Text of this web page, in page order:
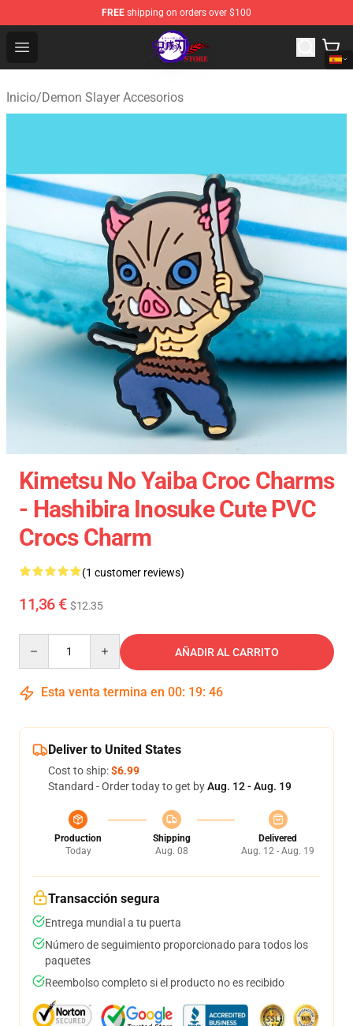
FREE shipping on orders over $100
Open menu
Kimetsu no Yaiba Store - Official Kimetsu no Yaiba
Inicio/Demon Slayer Accesorios
Kimetsu No Yaiba Croc Charms
- Hashibira Inosuke Cute PVC
Crocs Charm
(1 customer reviews)
11,36 € $12.35
AÑADIR AL CARRITO
Esta venta termina en 00: 19: 45
Deliver to United States
Cost to ship:$6.99
Standard - Order today to get byAug. 12 - Aug. 19
Production
Today
Shipping
Aug. 08
Delivered
Aug. 12 - Aug. 19
Transacción segura
Entrega mundial a tu puerta
Número de seguimiento proporcionado para todos los
paquetes
Reembolso completo si el producto no es recibido